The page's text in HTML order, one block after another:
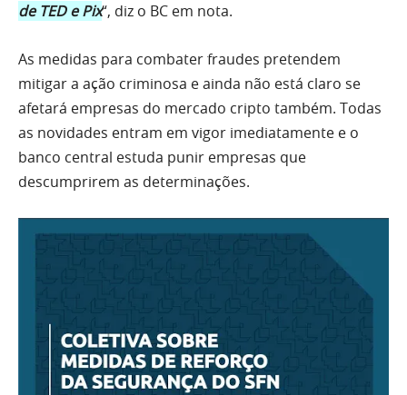
de TED e Pix“, diz o BC em nota.
As medidas para combater fraudes pretendem
mitigar a ação criminosa e ainda não está claro se
afetará empresas do mercado cripto também. Todas
as novidades entram em vigor imediatamente e o
banco central estuda punir empresas que
descumprirem as determinações.